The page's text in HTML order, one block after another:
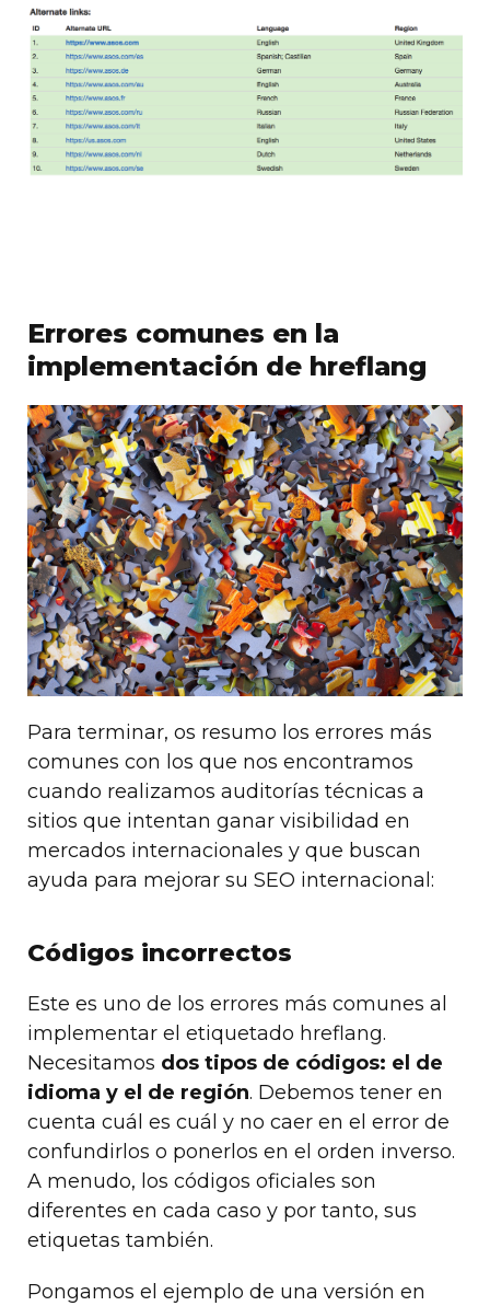
Errores comunes en la
implementación de hreflang
Para terminar, os resumo los errores más
comunes con los que nos encontramos
cuando realizamos auditorías técnicas a
sitios que intentan ganar visibilidad en
mercados internacionales y que buscan
ayuda para mejorar su SEO internacional:
Códigos incorrectos
Este es uno de los errores más comunes al
implementar el etiquetado hreflang.
Necesitamos dos tipos de códigos: el de
idioma y el de región. Debemos tener en
cuenta cuál es cuál y no caer en el error de
confundirlos o ponerlos en el orden inverso.
A menudo, los códigos oficiales son
diferentes en cada caso y por tanto, sus
etiquetas también.
Pongamos el ejemplo de una versión en